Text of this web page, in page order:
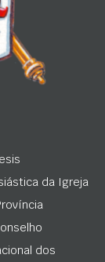
da Igreja
dos